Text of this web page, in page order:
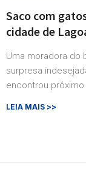
Saco com
cidade de
Uma moradora do
surpresa
encontrou próximo
LEIA MAIS >>